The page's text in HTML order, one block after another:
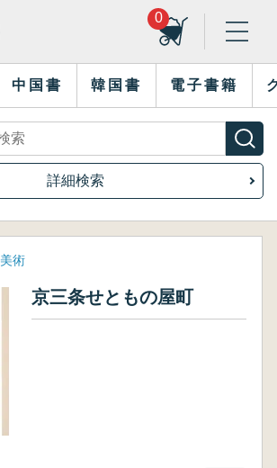
0
中国書 韓国書 電子書籍
詳細検索
美術
京三条せともの屋町